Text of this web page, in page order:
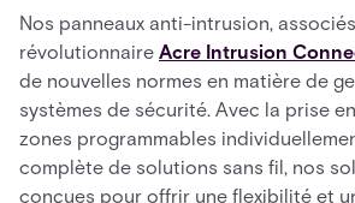
Nos panneaux anti-intrusion,
révolutionnaire Acre Intrusion
de nouvelles normes en matière de
systèmes de sécurité. Avec la prise
zones programmables
complète de solutions sans fil, nos
conçues pour offrir une flexibilité et